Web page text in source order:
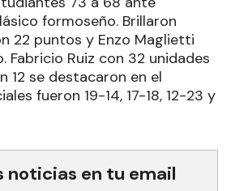
formoseño. Brillaron
22 puntos y Enzo Maglietti
Fabricio Ruiz con 32 unidades
12 se destacaron en el
fueron 19-14, 17-18, 12-23 y
noticias en tu email